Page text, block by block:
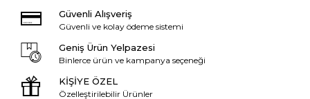
Güvenli Alışveriş
Güvenli ve kolay ödeme sistemi
Geniş Ürün Yelpazesi
Binlerce ürün ve kampanya seçeneği
KİŞİYE ÖZEL
Özelleştirilebilir Ürünler